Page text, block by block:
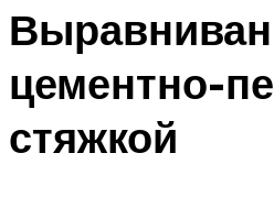
цементно-
стяжкой